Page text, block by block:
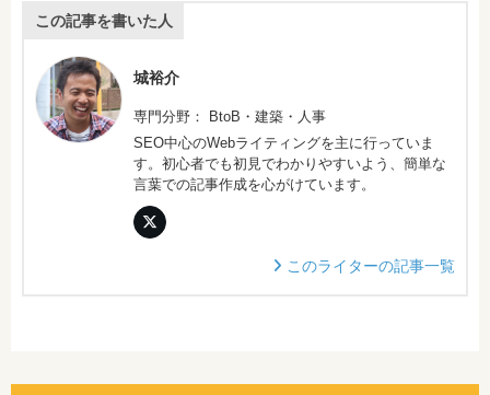
この記事を書いた人
城裕介
専門分野： BtoB・建築・人事
SEO中心のWebライティングを主に行っていま
す。初心者でも初見でわかりやすいよう、簡単な
言葉での記事作成を心がけています。
このライターの記事一覧